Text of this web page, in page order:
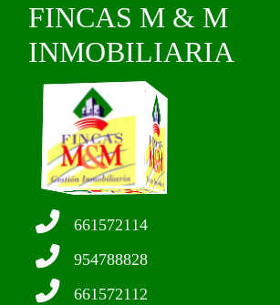
FINCAS M & M
INMOBILIARIA
661572114
954788828
661572112